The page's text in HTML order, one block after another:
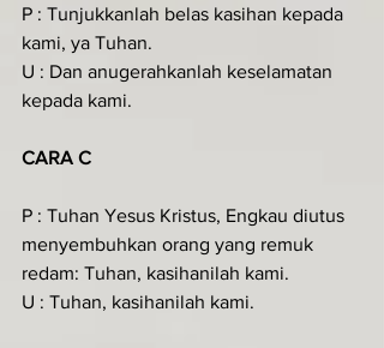
P : Tunjukkanlah belas kasihan kepada
kami, ya Tuhan.
U : Dan anugerahkanlah keselamatan
kepada kami.
CARA C
P : Tuhan Yesus Kristus, Engkau diutus
menyembuhkan orang yang remuk
redam: Tuhan, kasihanilah kami.
U : Tuhan, kasihanilah kami.